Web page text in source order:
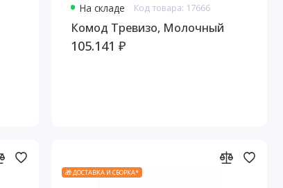
На складе Код товара: 17666
Комод Тревизо, Молочный
105.141 ₽
🎁 ДОСТАВКА И СБОРКА*